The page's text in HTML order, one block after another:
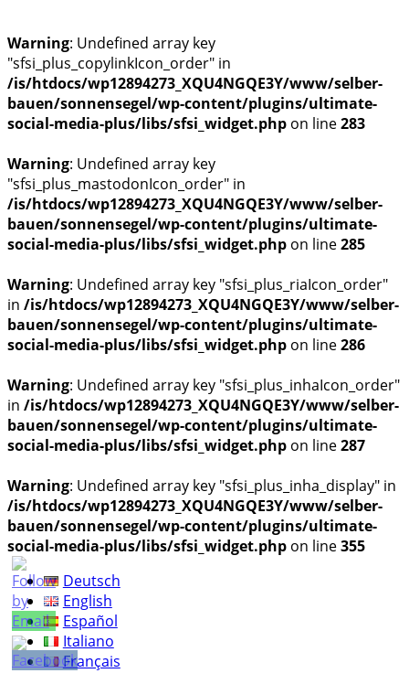
Warning: Undefined array key
"sfsi_plus_copylinkIcon_order" in
/is/htdocs/wp12894273_XQU4NGQE3Y/www/selber-
bauen/sonnensegel/wp-content/plugins/ultimate-
social-media-plus/libs/sfsi_widget.php on line283
Warning: Undefined array key
"sfsi_plus_mastodonIcon_order" in
/is/htdocs/wp12894273_XQU4NGQE3Y/www/selber-
bauen/sonnensegel/wp-content/plugins/ultimate-
social-media-plus/libs/sfsi_widget.php on line285
Warning: Undefined array key "sfsi_plus_riaIcon_order"
in /is/htdocs/wp12894273_XQU4NGQE3Y/www/selber-
bauen/sonnensegel/wp-content/plugins/ultimate-
social-media-plus/libs/sfsi_widget.php on line286
Warning: Undefined array key "sfsi_plus_inhaIcon_order"
in /is/htdocs/wp12894273_XQU4NGQE3Y/www/selber-
bauen/sonnensegel/wp-content/plugins/ultimate-
social-media-plus/libs/sfsi_widget.php on line287
Warning: Undefined array key "sfsi_plus_inha_display" in
/is/htdocs/wp12894273_XQU4NGQE3Y/www/selber-
bauen/sonnensegel/wp-content/plugins/ultimate-
social-media-plus/libs/sfsi_widget.php on line355
Deutsch
English
Español
Italiano
Français